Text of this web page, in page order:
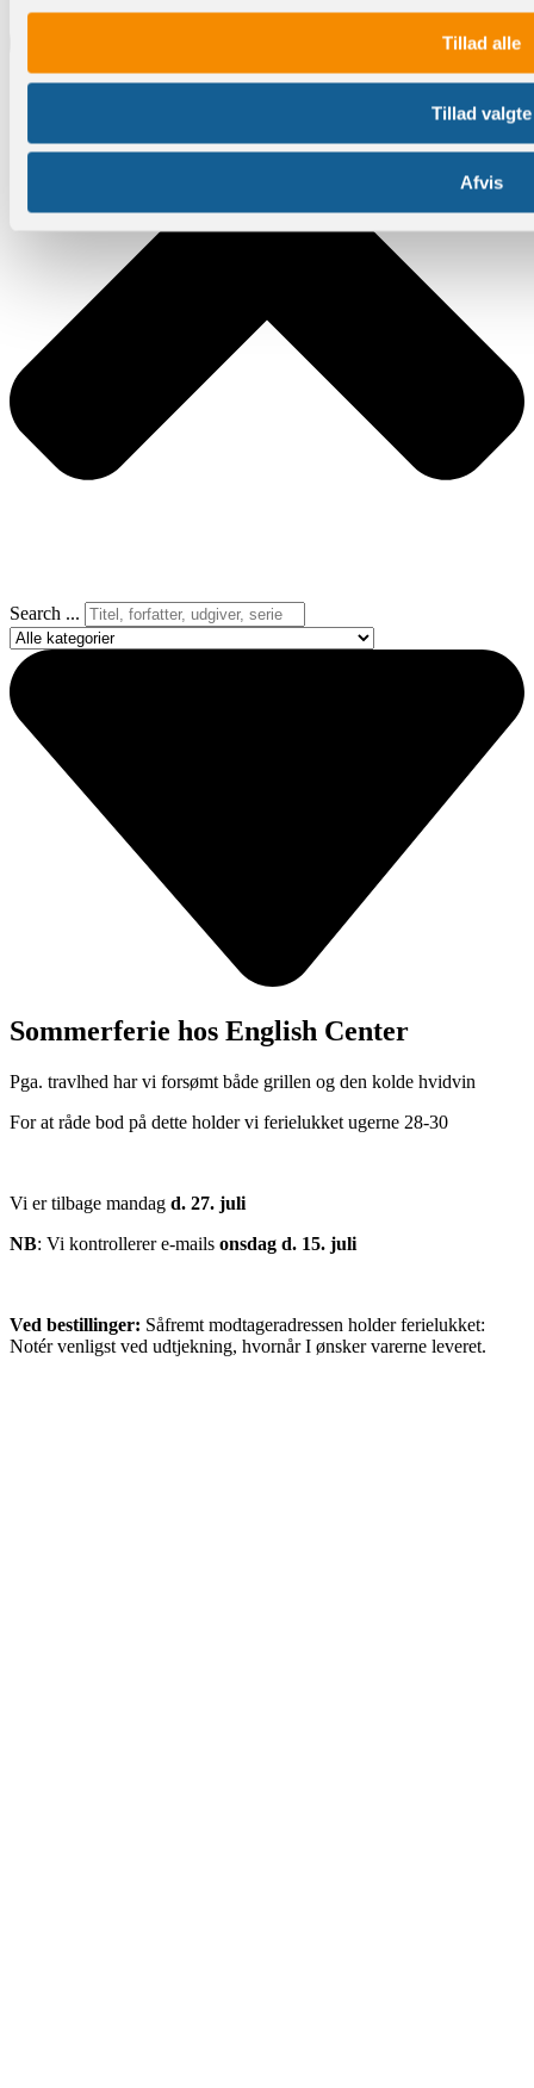
Tillad alle
Tillad valgte
Afvis
Search ...
Sommerferie hos English Center
Pga. travlhed har vi forsømt både grillen og den kolde hvidvin
For at råde bod på dette holder vi ferielukket ugerne 28-30
Vi er tilbage mandag d. 27. juli
NB: Vi kontrollerer e-mails onsdag d. 15. juli
Ved bestillinger: Såfremt modtageradressen holder ferielukket:
Notér venligst ved udtjekning, hvornår I ønsker varerne leveret.